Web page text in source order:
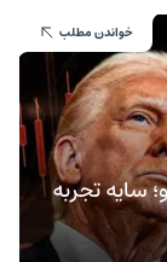
سایه تجربه
خواندن مطلب